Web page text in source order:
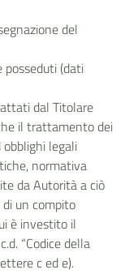
del
posseduti (dati
dal Titolare
il trattamento dei
legali
normativa
da Autorità a ciò
un compito
è investito il
“Codice della
c ed e).